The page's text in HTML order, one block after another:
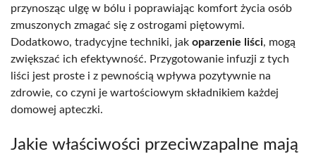
przynosząc ulgę w bólu i poprawiając komfort życia osób
zmuszonych zmagać się z ostrogami piętowymi.
Dodatkowo, tradycyjne techniki, jak oparzenie liści, mogą
zwiększać ich efektywność. Przygotowanie infuzji z tych
liści jest proste i z pewnością wpływa pozytywnie na
zdrowie, co czyni je wartościowym składnikiem każdej
domowej apteczki.
Jakie właściwości przeciwzapalne mają